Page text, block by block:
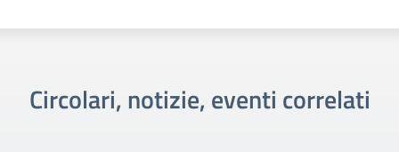
Circolari, notizie, eventi correlati